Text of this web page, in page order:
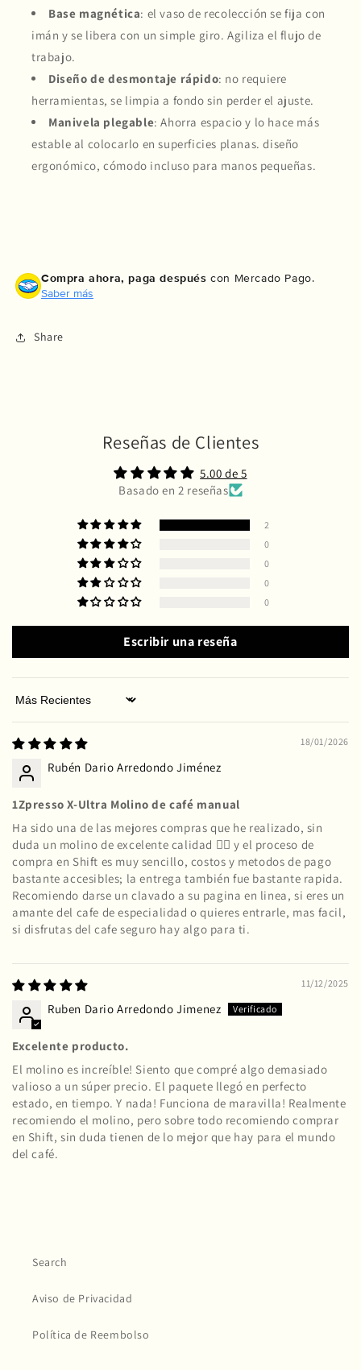
Base magnética: el vaso de recolección se fija con
imán y se libera con un simple giro. Agiliza el flujo de
trabajo.
Diseño de desmontaje rápido: no requiere
herramientas, se limpia a fondo sin perder el ajuste.
Manivela plegable: Ahorra espacio y lo hace más
estable al colocarlo en superficies planas. diseño
ergonómico, cómodo incluso para manos pequeñas.
Compra ahora, paga después con Mercado Pago.
Saber más
Share
Reseñas de Clientes
5.00 de 5
Basado en 2 reseñas
2
0
0
0
0
Escribir una reseña
Sort by
18/01/2026
Rubén Dario Arredondo Jiménez
1Zpresso X-Ultra Molino de café manual
Ha sido una de las mejores compras que he realizado, sin
duda un molino de excelente calidad 👌🏽 y el proceso de
compra en Shift es muy sencillo, costos y metodos de pago
bastante accesibles; la entrega también fue bastante rapida.
Recomiendo darse un clavado a su pagina en linea, si eres un
amante del cafe de especialidad o quieres entrarle, mas facil,
si disfrutas del cafe seguro hay algo para ti.
11/12/2025
Ruben Dario Arredondo Jimenez
Excelente producto.
El molino es increíble! Siento que compré algo demasiado
valioso a un súper precio. El paquete llegó en perfecto
estado, en tiempo. Y nada! Funciona de maravilla! Realmente
recomiendo el molino, pero sobre todo recomiendo comprar
en Shift, sin duda tienen de lo mejor que hay para el mundo
del café.
Search
Aviso de Privacidad
Política de Reembolso
Compra ahora y paga a meses
sin tarjeta de crédito
1 Agrega tu producto al carrito y
elige
pagar con Meses sin Tarjeta.
2 En tu cuenta de Mercado Pago,elige
la cantidad de meses
y confirma.
Paga mes a mescon saldo disponible,
débito u otros medios.